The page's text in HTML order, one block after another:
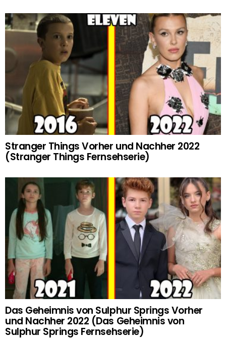
Stranger Things Vorher und Nachher 2022
(Stranger Things Fernsehserie)
Das Geheimnis von Sulphur Springs Vorher
und Nachher 2022 (Das Geheimnis von
Sulphur Springs Fernsehserie)